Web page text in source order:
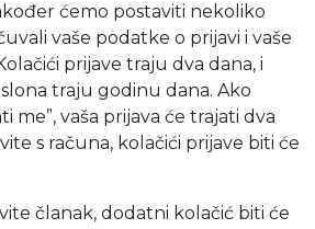
ćemo postaviti nekoliko
vaše podatke o prijavi i vaše
prijave traju dva dana, i
traju godinu dana. Ako
me”, vaša prijava će trajati dva
s računa, kolačići prijave biti će
članak, dodatni kolačić biti će